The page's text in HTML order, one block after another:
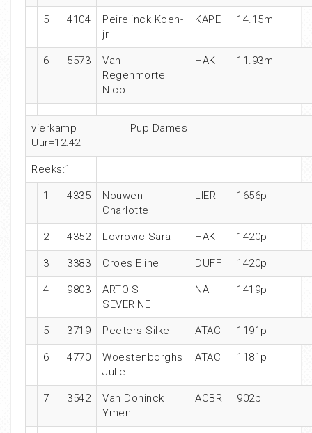
5 4104
Peirelinck Koen-
jr
KAPE 14.15m
6 5573
Van
Regenmortel
Nico
HAKI 11.93m
vierkamp Pup Dames
Uur=12:42
Reeks:1
1 4335
Nouwen
Charlotte
LIER 1656p
2 4352 Lovrovic Sara HAKI 1420p
3 3383 Croes Eline DUFF 1420p
4 9803
ARTOIS
SEVERINE
NA 1419p
5 3719 Peeters Silke ATAC 1191p
6 4770
Woestenborghs
Julie
ATAC 1181p
7 3542
Van Doninck
Ymen
ACBR 902p